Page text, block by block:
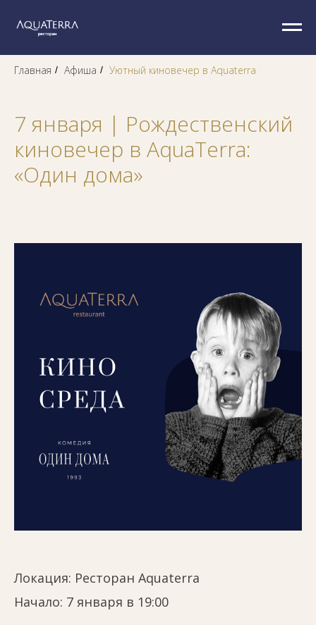
Главная / Афиша / Уютный киновечер в Aquaterra
7 января | Рождественский
киновечер в AquaTerra:
«Один дома»
Локация: Ресторан Aquaterra
Начало: 7 января в 19:00